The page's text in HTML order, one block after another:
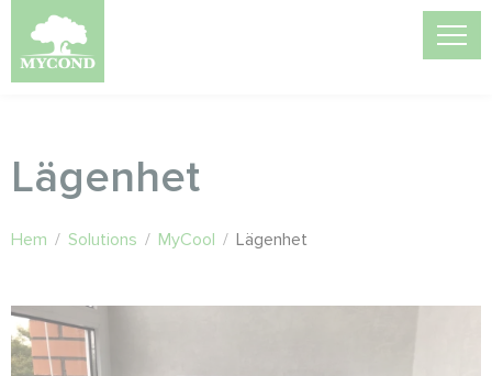
Lägenhet
Hem / Solutions / MyCool / Lägenhet